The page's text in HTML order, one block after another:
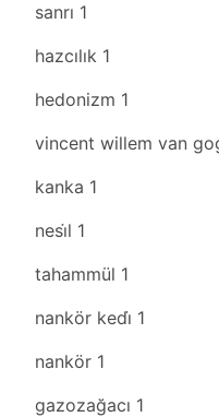
sanrı 1
hazcılık 1
hedonizm 1
vincent willem van
kanka 1
nesi̇l 1
tahammül 1
nankör kedi̇ 1
nankör 1
gazozağacı 1